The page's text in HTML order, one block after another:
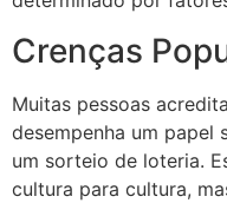
Crenças
Muitas pessoas
desempenha um papel
um sorteio de loteria.
cultura para cultura,